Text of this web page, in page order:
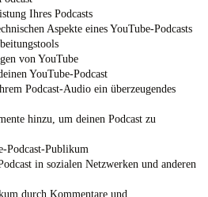
Ihres Podcasts
Aspekte eines YouTube-Podcasts
von YouTube
YouTube-Podcast
Podcast-Audio ein überzeugendes
hinzu, um deinen Podcast zu
Podcast-Publikum
in sozialen Netzwerken und anderen
durch Kommentare und